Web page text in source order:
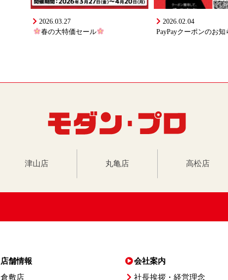
2026.03.27
春の大特価セール
2026.02.04
PayPayクーポンのお
津山店 丸亀店 高松店
店舗情報
倉敷店
会社案内
社長挨拶・経営理念